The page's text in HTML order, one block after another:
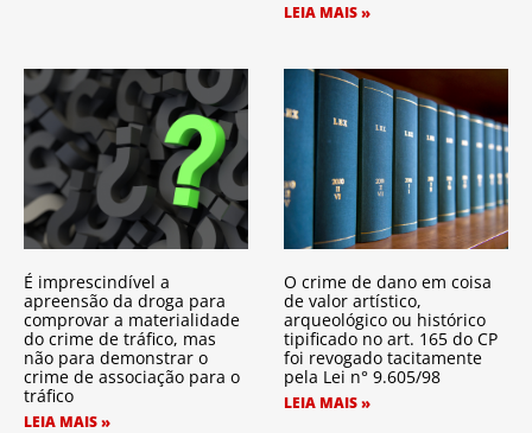
LEIA MAIS »
É imprescindível a
apreensão da droga para
comprovar a materialidade
do crime de tráfico, mas
não para demonstrar o
crime de associação para o
tráfico
LEIA MAIS »
O crime de dano em coisa
de valor artístico,
arqueológico ou histórico
tipificado no art. 165 do CP
foi revogado tacitamente
pela Lei n° 9.605/98
LEIA MAIS »